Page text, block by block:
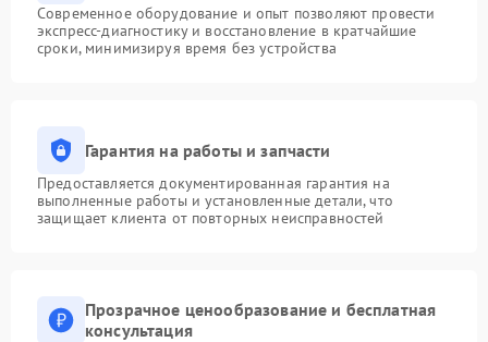
Современное оборудование и опыт позволяют провести
экспресс-диагностику и восстановление в кратчайшие
сроки, минимизируя время без устройства
Гарантия на работы и запчасти
Предоставляется документированная гарантия на
выполненные работы и установленные детали, что
защищает клиента от повторных неисправностей
Прозрачное ценообразование и бесплатная
консультация